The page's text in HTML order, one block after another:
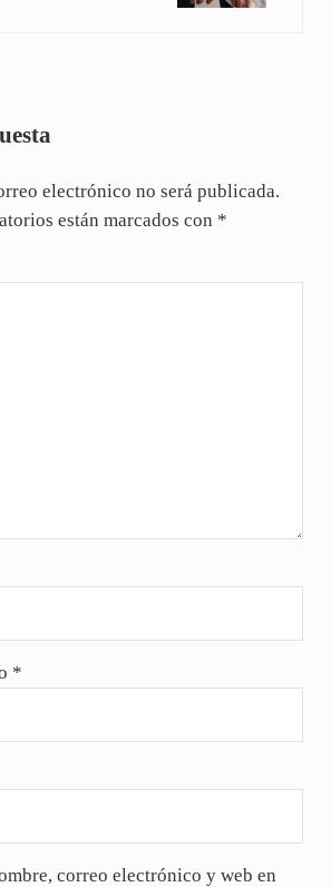
electrónico no será publicada.
están marcados con *
*
correo electrónico y web en